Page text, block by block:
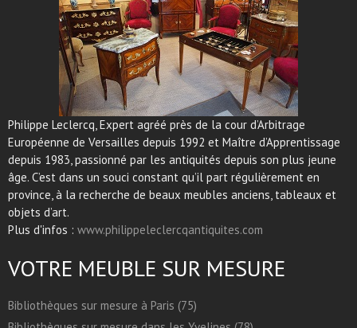
Philippe Leclercq, Expert agréé près de la cour d’Arbitrage
Européenne de Versailles depuis 1992 et Maître d’Apprentissage
depuis 1983, passionné par les antiquités depuis son plus jeune
âge. C’est dans un souci constant qu’il part régulièrement en
province, à la recherche de beaux meubles anciens, tableaux et
objets d’art.
Plus d'infos : www.philippeleclercqantiquites.com
VOTRE MEUBLE SUR MESURE
Bibliothèques sur mesure à Paris (75)